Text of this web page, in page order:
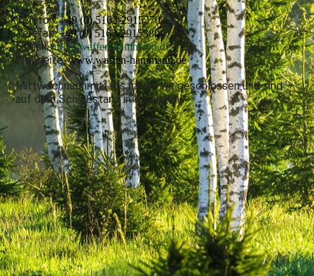
Telefon:+49 (0) 5163-2915370
Telefax:+49 (0) 5163-2915380
E-Mail:info@waffen-hammann.de
Webseite:www.waffen-hammann.de
Mittwochnachmittags haben wir geschlossen und sind
auf dem Schießstand in Krelingen!